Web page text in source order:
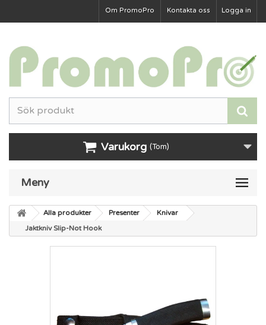
Logga in
Kontakta oss
Om PromoPro
Varukorg (Tom)
Meny
Alla produkter Presenter
Knivar
Jaktkniv Slip-Not Hook